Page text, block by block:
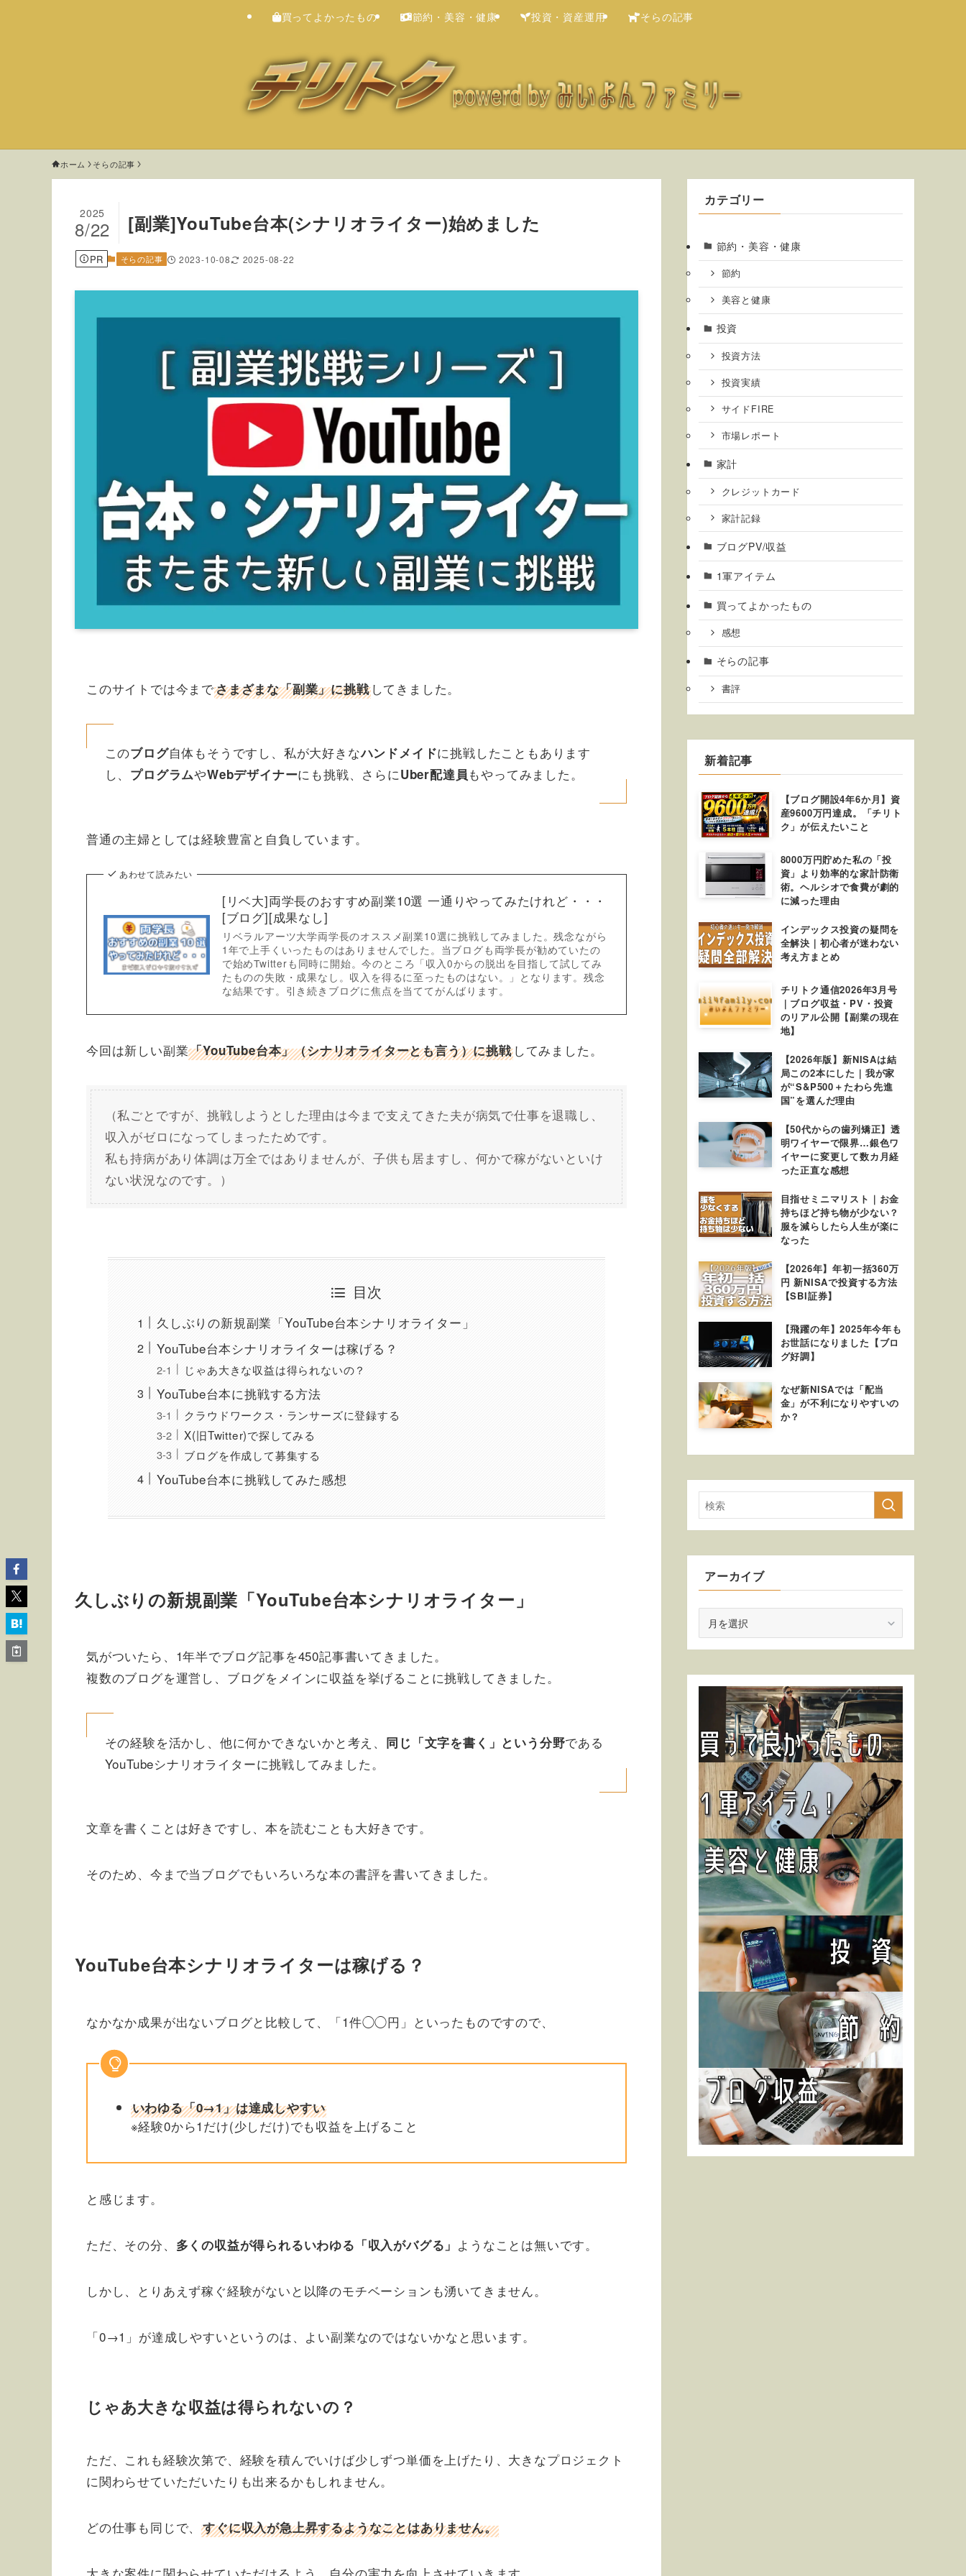
買ってよかったもの 節約・美容・健康 投資・資産運用 そらの記事
ホーム そらの記事
[副業]YouTube台本(シナリオライター)始めました
2025
8/22
PR そらの記事 2023-10-08 2025-08-22
このサイトでは今までさまざまな「副業」に挑戦してきました。
このブログ自体もそうですし、私が大好きなハンドメイドに挑戦したこともあります
し、 プログラムやWebデザイナーにも挑戦、さらにUber配達員もやってみました。
普通の主婦としては経験豊富と自負しています。
あわせて読みたい
[リベ大]両学長のおすすめ副業10選 一通りやってみたけれど・・・
[ブログ][成果なし]
リベラルアーツ大学両学長のオススメ副業10選に挑戦してみました。残念ながら
1年で上手くいったものはありませんでした。当ブログも両学長が勧めていたの
で始めTwitterも同時に開始。今のところ「収入0からの脱出を目指して試してみ
たものの失敗・成果なし。収入を得るに至ったものはない。」となります。残念
な結果です。引き続きブログに焦点を当ててがんばります。
今回は新しい副業「YouTube台本」（シナリオライターとも言う）に挑戦してみました。
（私ごとですが、挑戦しようとした理由は今まで支えてきた夫が病気で仕事を退職し、
収入がゼロになってしまったためです。
私も持病があり体調は万全ではありませんが、子供も居ますし、何かで稼がないといけ
ない状況なのです。）
目次
久しぶりの新規副業「YouTube台本シナリオライター」
YouTube台本シナリオライターは稼げる？
じゃあ大きな収益は得られないの？
YouTube台本に挑戦する方法
クラウドワークス・ランサーズに登録する
X(旧Twitter)で探してみる
ブログを作成して募集する
YouTube台本に挑戦してみた感想
久しぶりの新規副業「YouTube台本シナリオライター」
気がついたら、1年半でブログ記事を450記事書いてきました。
複数のブログを運営し、ブログをメインに収益を挙げることに挑戦してきました。
その経験を活かし、他に何かできないかと考え、 同じ「文字を書く」という分野である
YouTubeシナリオライターに挑戦してみました。
文章を書くことは好きですし、本を読むことも大好きです。
そのため、今まで当ブログでもいろいろな本の書評を書いてきました。
YouTube台本シナリオライターは稼げる？
なかなか成果が出ないブログと比較して、「1件◯◯円」といったものですので、
いわゆる「0→1」は達成しやすい
※経験0から1だけ(少しだけ)でも収益を上げること
と感じます。
ただ、その分、 多くの収益が得られるいわゆる「収入がバグる」 ようなことは無いです。
しかし、とりあえず稼ぐ経験がないと以降のモチベーションも湧いてきません。
「0→1」が達成しやすいというのは、よい副業なのではないかなと思います。
じゃあ大きな収益は得られないの？
ただ、これも経験次第で、経験を積んでいけば少しずつ単価を上げたり、大きなプロジェクト
に関わらせていただいたりも出来るかもしれません。
どの仕事も同じで、すぐに収入が急上昇するようなことはありません。
カテゴリー
節約・美容・健康
節約
美容と健康
投資
投資方法
投資実績
サイドFIRE
市場レポート
家計
クレジットカード
家計記録
ブログPV/収益
1軍アイテム
買ってよかったもの
感想
そらの記事
書評
新着記事
【ブログ開設4年6か月】資
産9600万円達成。「チリト
ク」が伝えたいこと
8000万円貯めた私の「投
資」より効率的な家計防衛
術。ヘルシオで食費が劇的
に減った理由
インデックス投資の疑問を
全解決｜初心者が迷わない
考え方まとめ
チリトク通信2026年3月号
｜ブログ収益・PV・投資
のリアル公開【副業の現在
地】
【2026年版】新NISAは結
局この2本にした｜我が家
が“S&P500＋たわら先進
国”を選んだ理由
【50代からの歯列矯正】透
明ワイヤーで限界…銀色ワ
イヤーに変更して数カ月経
った正直な感想
目指せミニマリスト｜お金
持ちほど持ち物が少ない？
服を減らしたら人生が楽に
なった
【2026年】年初一括360万
円 新NISAで投資する方法
【SBI証券】
【飛躍の年】2025年今年も
お世話になりました【ブロ
グ好調】
なぜ新NISAでは「配当
金」が不利になりやすいの
か？
アーカイブ
カ
ブ